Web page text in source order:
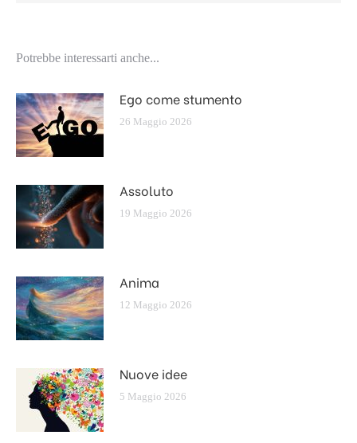
Potrebbe interessarti anche...
Ego come stumento
26 Maggio 2026
Assoluto
19 Maggio 2026
Anima
12 Maggio 2026
Nuove idee
5 Maggio 2026